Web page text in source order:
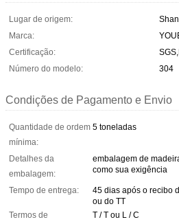
Lugar de origem:
Marca:
Certificação:
Número do modelo:
304
Condições de Pagamento e Envio
Quantidade de ordem
mínima:
5 toneladas
Detalhes da
embalagem:
embalagem de
como sua exigência
Tempo de entrega:
45 dias após o recibo
ou do TT
Termos de
T / T ou L / C